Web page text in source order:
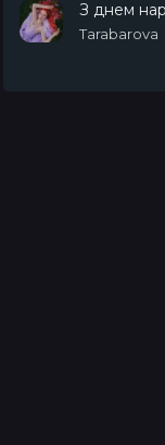
З днем
Tarabarova